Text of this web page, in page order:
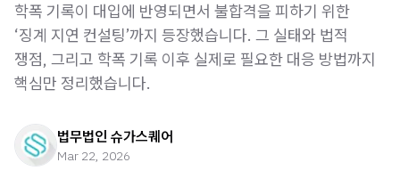
학폭 기록이 대입에 반영되면서 불합격을 피하기 위한
‘징계 지연 컨설팅’까지 등장했습니다. 그 실태와 법적
쟁점, 그리고 학폭 기록 이후 실제로 필요한 대응 방법까지
핵심만 정리했습니다.
법무법인 슈가스퀘어
Mar 22, 2026